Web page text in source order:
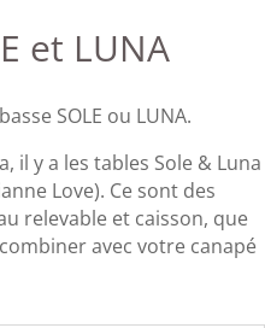
et LUNA
SOLE ou LUNA.
il y a les tables Sole & Luna
Love). Ce sont des
relevable et caisson, que
avec votre canapé